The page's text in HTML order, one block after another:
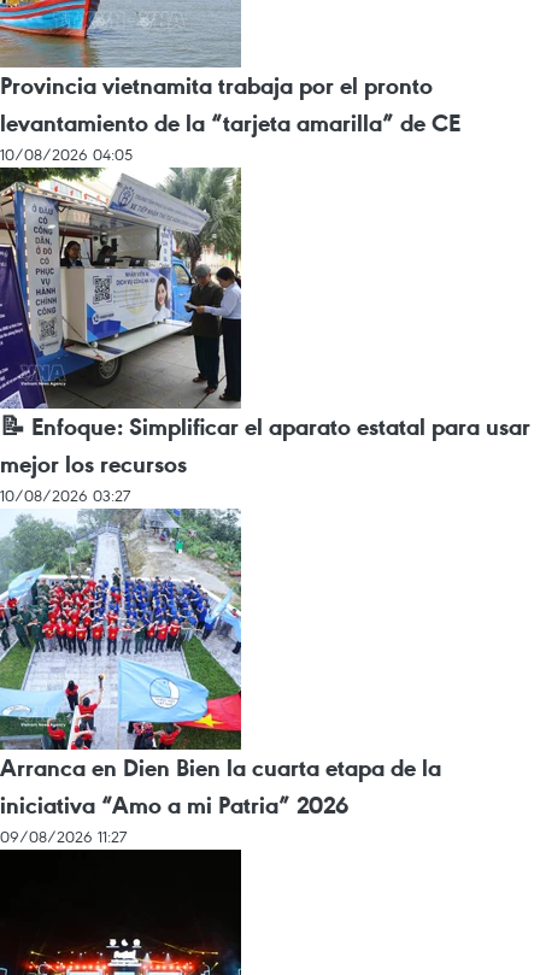
Provincia vietnamita trabaja por el pronto
levantamiento de la “tarjeta amarilla” de CE
10/08/2026 04:05
📝 Enfoque: Simplificar el aparato estatal para usar
mejor los recursos
10/08/2026 03:27
Arranca en Dien Bien la cuarta etapa de la
iniciativa “Amo a mi Patria” 2026
09/08/2026 11:27